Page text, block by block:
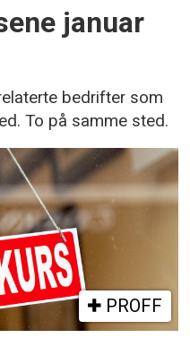
januar
bedrifter som
To på samme sted.
PROFF